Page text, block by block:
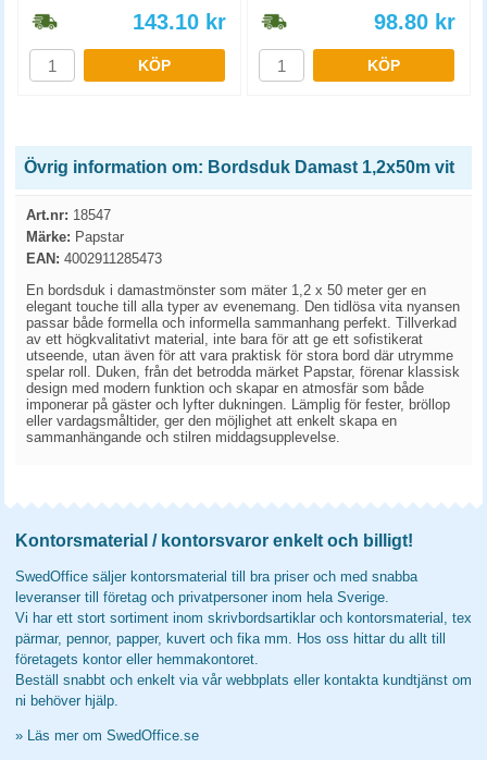
143.10 kr
KÖP
98.80 kr
KÖP
Övrig information om: Bordsduk Damast 1,2x50m vit
Art.nr: 18547
Märke: Papstar
EAN: 4002911285473
En bordsduk i damastmönster som mäter 1,2 x 50 meter ger en
elegant touche till alla typer av evenemang. Den tidlösa vita nyansen
passar både formella och informella sammanhang perfekt. Tillverkad
av ett högkvalitativt material, inte bara för att ge ett sofistikerat
utseende, utan även för att vara praktisk för stora bord där utrymme
spelar roll. Duken, från det betrodda märket Papstar, förenar klassisk
design med modern funktion och skapar en atmosfär som både
imponerar på gäster och lyfter dukningen. Lämplig för fester, bröllop
eller vardagsmåltider, ger den möjlighet att enkelt skapa en
sammanhängande och stilren middagsupplevelse.
Kontorsmaterial / kontorsvaror enkelt och billigt!
SwedOffice säljer kontorsmaterial till bra priser och med snabba
leveranser till företag och privatpersoner inom hela Sverige.
Vi har ett stort sortiment inom skrivbordsartiklar och kontorsmaterial, tex
pärmar, pennor, papper, kuvert och fika mm. Hos oss hittar du allt till
företagets kontor eller hemmakontoret.
Beställ snabbt och enkelt via vår webbplats eller kontakta kundtjänst om
ni behöver hjälp.
» Läs mer om SwedOffice.se